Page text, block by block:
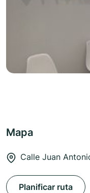
Mapa
Calle Juan
Planificar ruta